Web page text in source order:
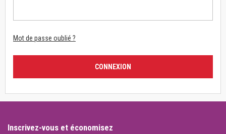
Mot de passe oublié ?
CONNEXION
Inscrivez-vous et économisez